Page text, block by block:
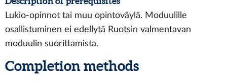
Lukio-opinnot tai muu opintoväylä. Moduulille
osallistuminen ei edellytä Ruotsin valmentavan
moduulin suorittamista.
Completion methods